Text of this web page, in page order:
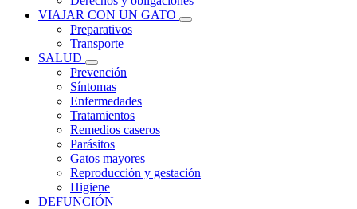
VIAJAR CON UN GATO
Preparativos
Transporte
SALUD
Prevención
Síntomas
Enfermedades
Tratamientos
Remedios caseros
Parásitos
Gatos mayores
Reproducción y gestación
Higiene
DEFUNCIÓN